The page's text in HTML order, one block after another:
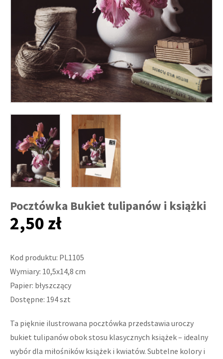
Pocztówka Bukiet tulipanów i książki
2,50 zł
Kod produktu: PL1105
Wymiary: 10,5x14,8 cm
Papier: błyszczący
Dostępne: 194 szt
Ta pięknie ilustrowana pocztówka przedstawia uroczy
bukiet tulipanów obok stosu klasycznych książek – idealny
wybór dla miłośników książek i kwiatów. Subtelne kolory i